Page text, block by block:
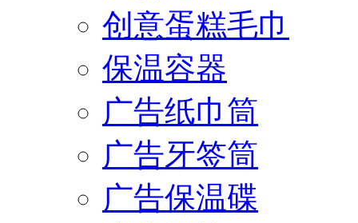
创意蛋糕毛巾
保温容器
广告纸巾筒
广告牙签筒
广告保温碟